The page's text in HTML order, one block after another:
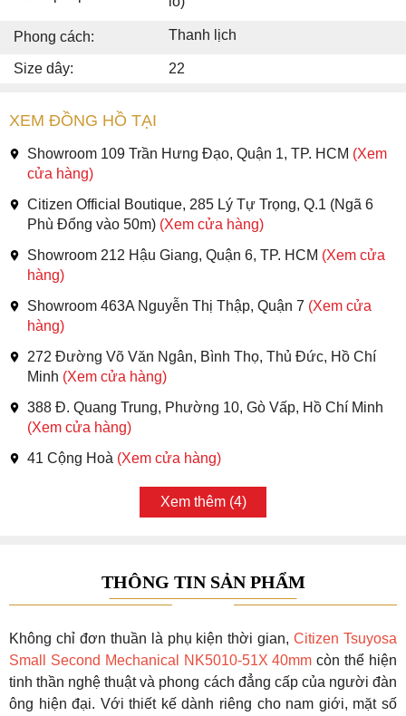
Phong cách: Thanh lịch
Size dây: 22
XEM ĐỒNG HỒ TẠI
Showroom 109 Trần Hưng Đạo, Quận 1, TP. HCM (Xem
cửa hàng)
Citizen Official Boutique, 285 Lý Tự Trọng, Q.1 (Ngã 6
Phù Đổng vào 50m) (Xem cửa hàng)
Showroom 212 Hậu Giang, Quận 6, TP. HCM (Xem cửa
hàng)
Showroom 463A Nguyễn Thị Thập, Quận 7 (Xem cửa
hàng)
272 Đường Võ Văn Ngân, Bình Thọ, Thủ Đức, Hồ Chí
Minh (Xem cửa hàng)
388 Đ. Quang Trung, Phường 10, Gò Vấp, Hồ Chí Minh
(Xem cửa hàng)
41 Cộng Hoà (Xem cửa hàng)
Xem thêm (4)
THÔNG TIN SẢN PHẨM
Không chỉ đơn thuần là phụ kiện thời gian,Citizen Tsuyosa
Small Second Mechanical NK5010-51X 40mm còn thể hiện
tinh thần nghệ thuật và phong cách đẳng cấp của người đàn
ông hiện đại. Với thiết kế dành riêng cho nam giới, mặt số